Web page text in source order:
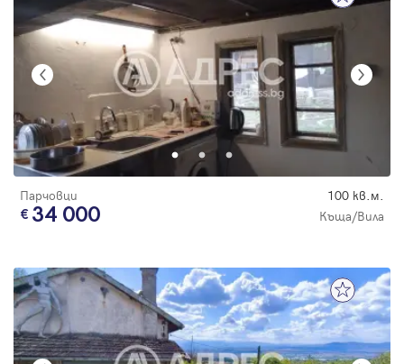
Парчовци 100 кв.м.
34 000 Къща/Вила